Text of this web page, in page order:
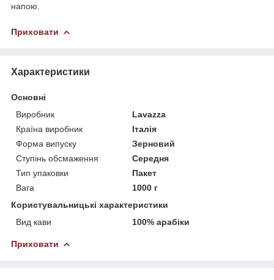
напою.
Приховати
Характеристики
Основні
Виробник
Lavazza
Країна виробник
Італія
Форма випуску
Зерновий
Ступінь обсмаження
Середня
Тип упаковки
Пакет
Вага
1000 г
Користувальницькі характеристики
Вид кави
100% арабіки
Приховати